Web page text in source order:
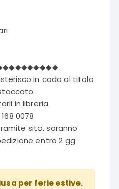
in coda al titolo
in libreria
0078
sito, saranno
entro 2 gg
per ferie estive.